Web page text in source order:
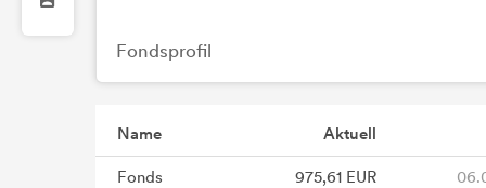
Fondsprofil
Name Aktuell
Fonds 975,61 EUR